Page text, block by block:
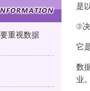
重视数据
是
③
它
数
业